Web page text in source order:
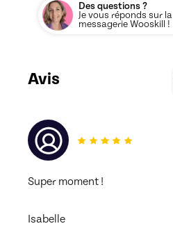
Des questions ?
Je vous réponds sur la
messagerie Wooskill !
Avis
Super moment !
Isabelle